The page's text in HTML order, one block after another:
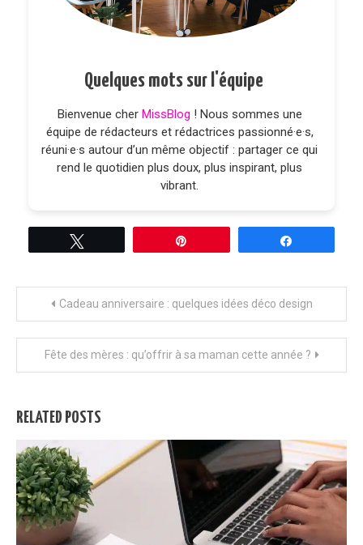
Quelques mots sur l'équipe
Bienvenue cher MissBlog ! Nous sommes une
équipe de rédacteurs et rédactrices passionné·e·s,
réuni·e·s autour d’un même objectif : partager ce qui
rend le quotidien plus doux, plus inspirant, plus
vibrant.
Navigation
de
l’article
Cadeau anniversaire : quelques idées déco design
Fête des mères : qu’offrir à sa maman cette année ?
RELATED POSTS